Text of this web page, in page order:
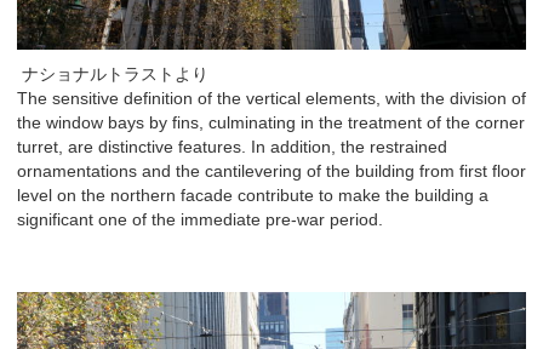
ナショナルトラストより
The sensitive definition of the vertical elements, with the division of
the window bays by fins, culminating in the treatment of the corner
turret, are distinctive features. In addition, the restrained
ornamentations and the cantilevering of the building from first floor
level on the northern facade contribute to make the building a
significant one of the immediate pre-war period.